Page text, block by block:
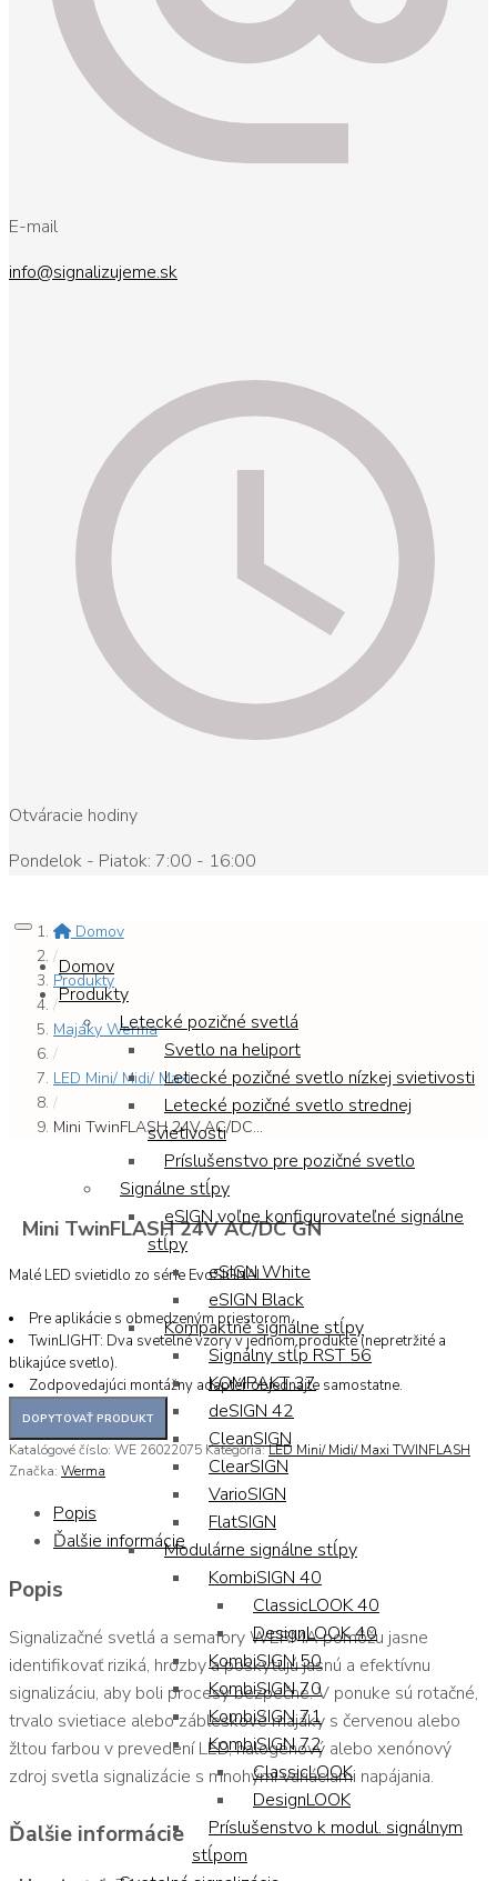
E-mail
info@signalizujeme.sk
Otváracie hodiny
Pondelok - Piatok: 7:00 - 16:00
Domov
Produkty
Letecké pozičné svetlá
Svetlo na heliport
Letecké pozičné svetlo nízkej svietivosti
Letecké pozičné svetlo strednej
svietivosti
Príslušenstvo pre pozičné svetlo
Signálne stĺpy
eSIGN voľne konfigurovateľné signálne
stĺpy
eSIGN White
eSIGN Black
Kompaktné signálne stĺpy
Signálny stĺp RST 56
KOMPAKT 37
deSIGN 42
CleanSIGN
ClearSIGN
VarioSIGN
FlatSIGN
Modulárne signálne stĺpy
KombiSIGN 40
ClassicLOOK 40
DesignLOOK 40
KombiSIGN 50
KombiSIGN 70
KombiSIGN 71
KombiSIGN 72
ClassicLOOK
DesignLOOK
Príslušenstvo k modul. signálnym
stĺpom
Domov
/
Produkty
/
Majáky Werma
/
LED Mini/ Midi/ Maxi...
/
Mini TwinFLASH 24V AC/DC...
Mini TwinFLASH 24V AC/DC GN
Malé LED svietidlo zo série EvoSIGNAL.
Pre aplikácie s obmedzeným priestorom.
TwinLIGHT: Dva svetelné vzory v jednom produkte (nepretržité a
blikajúce svetlo).
Zodpovedajúci montážny adaptér objednajte samostatne.
Katalógové číslo: WE 26022075 Kategória:LED Mini/ Midi/ Maxi TWINFLASH
Značka: Werma
Popis
Ďalšie informácie
Popis
Signalizačné svetlá a semafory WERMA pomôžu jasne
identifikovať riziká, hrozby a poskytujú jasnú a efektívnu
signalizáciu, aby boli procesy bezpečné. V ponuke sú rotačné,
trvalo svietiace alebo zábleskové majáky s červenou alebo
žltou farbou v prevedení LED, halogénový alebo xenónový
zdroj svetla signalizácie s mnohými variáciami napájania.
Ďalšie informácie